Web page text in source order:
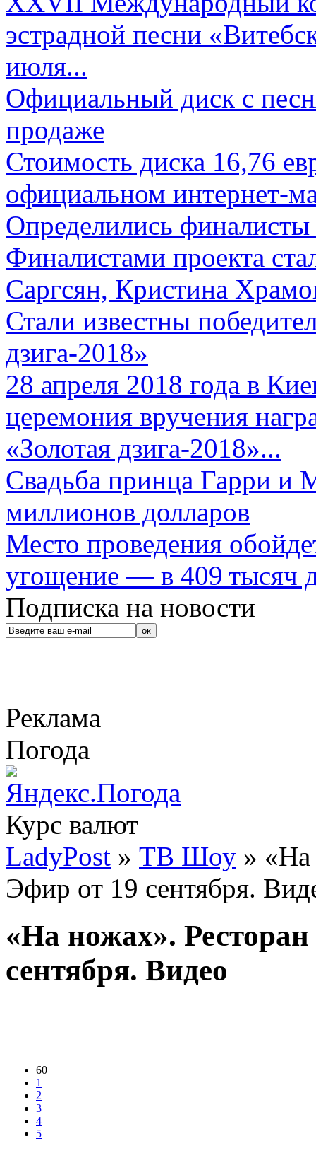
эстрадной песни
июля...
Официальный диск с
продаже
Стоимость диска 16,76
официальном интернет-
Определились
Финалистами проекта
Саргсян, Кристина
Стали известны
дзига-2018»
28 апреля 2018 года в
церемония вручения
«Золотая дзига-2018»...
Свадьба принца Гарри и
миллионов долларов
Место проведения
угощение — в 409 тысяч
Подписка на новости
Реклама
Погода
Курс валют
LadyPost » ТВ Шоу » «На
Эфир от 19 сентября.
«На ножах».
сентября. Видео
60
1
2
3
4
5